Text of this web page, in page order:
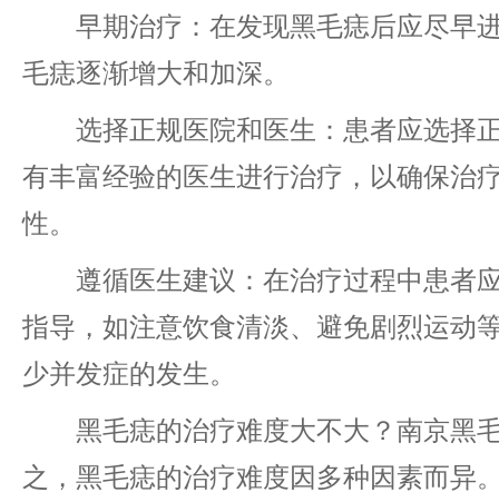
早期治疗：在发现黑毛痣后应尽早
毛痣逐渐增大和加深。
选择正规医院和医生：患者应选择
有丰富经验的医生进行治疗，以确保治
性。
遵循医生建议：在治疗过程中患者
指导，如注意饮食清淡、避免剧烈运动
少并发症的发生。
黑毛痣的治疗难度大不大？南京黑
之，黑毛痣的治疗难度因多种因素而异